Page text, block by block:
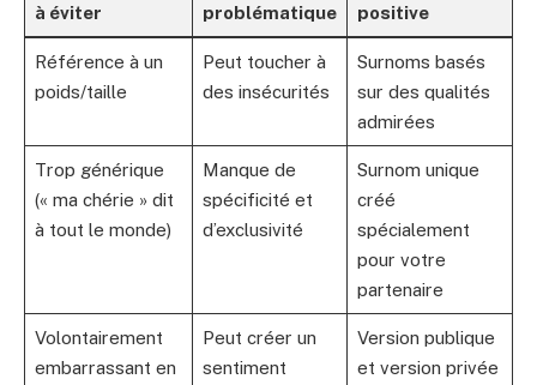
à éviter problématique positive
Référence à un
poids/taille
Peut toucher à
des insécurités
Surnoms basés
sur des qualités
admirées
Trop générique
(« ma chérie » dit
à tout le monde)
Manque de
spécificité et
d’exclusivité
Surnom unique
créé
spécialement
pour votre
partenaire
Volontairement
embarrassant en
Peut créer un
sentiment
Version publique
et version privée